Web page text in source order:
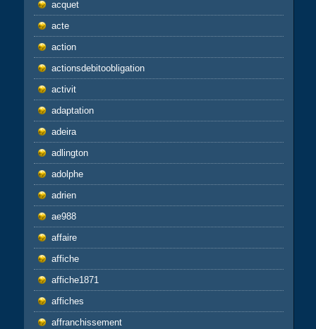
acquet
acte
action
actionsdebitoobligation
activit
adaptation
adeira
adlington
adolphe
adrien
ae988
affaire
affiche
affiche1871
affiches
affranchissement